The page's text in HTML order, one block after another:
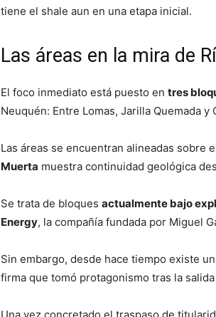
tiene el shale aun en una etapa inicial.
Las áreas en la mira de
El foco inmediato está puesto en tres
Neuquén: Entre Lomas, Jarilla Quemada y
Las áreas se encuentran alineadas sobre
Muerta muestra continuidad geológica
Se trata de bloques actualmente bajo
Energy, la compañía fundada por Miguel
Sin embargo, desde hace tiempo existe
firma que tomó protagonismo tras la